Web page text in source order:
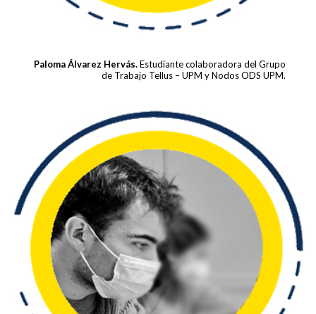
Paloma Álvarez Hervás.Estudiante colaboradora del Grupo
de Trabajo Tellus – UPM y Nodos ODS UPM.